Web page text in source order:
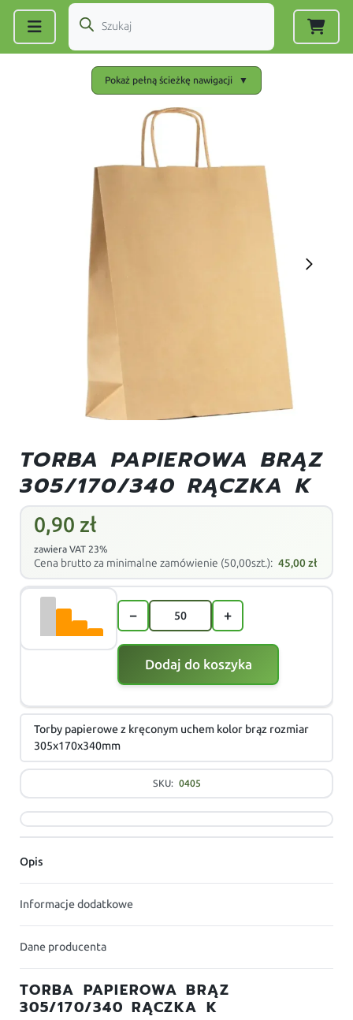
Pokaż pełną ścieżkę nawigacji ▼
TORBA PAPIEROWA BRĄZ
305/170/340 RĄCZKA K
0,90 zł
zawiera VAT 23%
Cena brutto za minimalne zamówienie (50,00szt.): 45,00zł
− +
Dodaj do koszyka
Torby papierowe z kręconym uchem kolor brąz rozmiar
305x170x340mm
SKU: 0405
Opis
Informacje dodatkowe
Dane producenta
TORBA PAPIEROWA BRĄZ
305/170/340 RĄCZKA K